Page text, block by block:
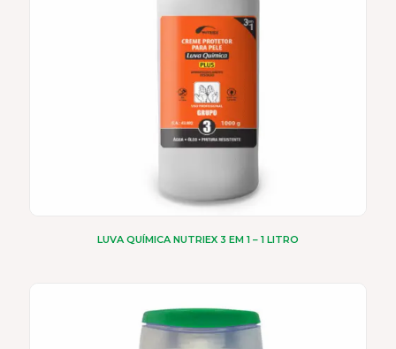
LUVA QUÍMICA NUTRIEX 3 EM 1 – 1 LITRO